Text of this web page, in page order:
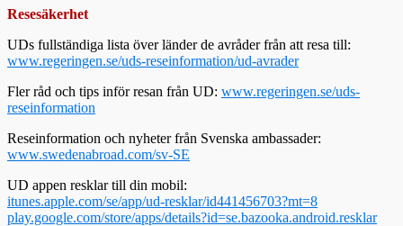
Resesäkerhet
UDs fullständiga lista över länder de avråder från att resa till:
www.regeringen.se/uds-reseinformation/ud-avrader
Fler råd och tips inför resan från UD: www.regeringen.se/uds-
reseinformation
Reseinformation och nyheter från Svenska ambassader:
www.swedenabroad.com/sv-SE
UD appen resklar till din mobil:
itunes.apple.com/se/app/ud-resklar/id441456703?mt=8
play.google.com/store/apps/details?id=se.bazooka.android.resklar